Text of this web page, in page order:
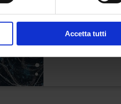
Accetta tutti